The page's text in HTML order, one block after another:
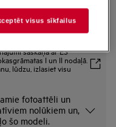
saskaņā ar ES
I un II nodaļā.
lūdzu, izlasiet visu
fotoattēli un
nolūkiem un,
šo modeli.
visus sīkfailus